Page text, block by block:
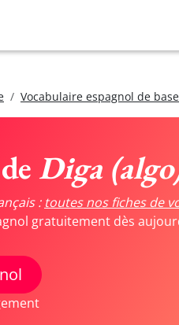
Vocabulaire espagnol de
Diga
: toutes nos fiches de
gratuitement dès